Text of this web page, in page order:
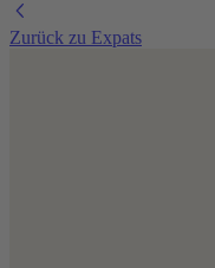
Zurück zu Expats